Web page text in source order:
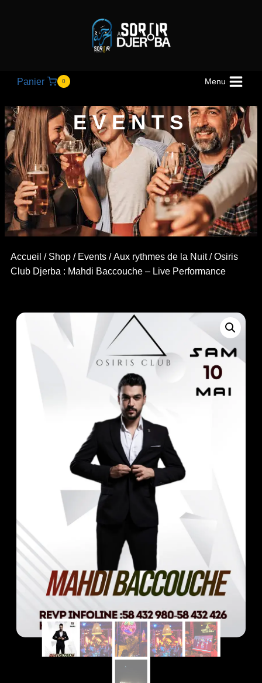
Panier 0 Menu
EVENTS
Accueil / Shop / Events /Aux rythmes de la Nuit/ Osiris
Club Djerba : Mahdi Baccouche – Live Performance